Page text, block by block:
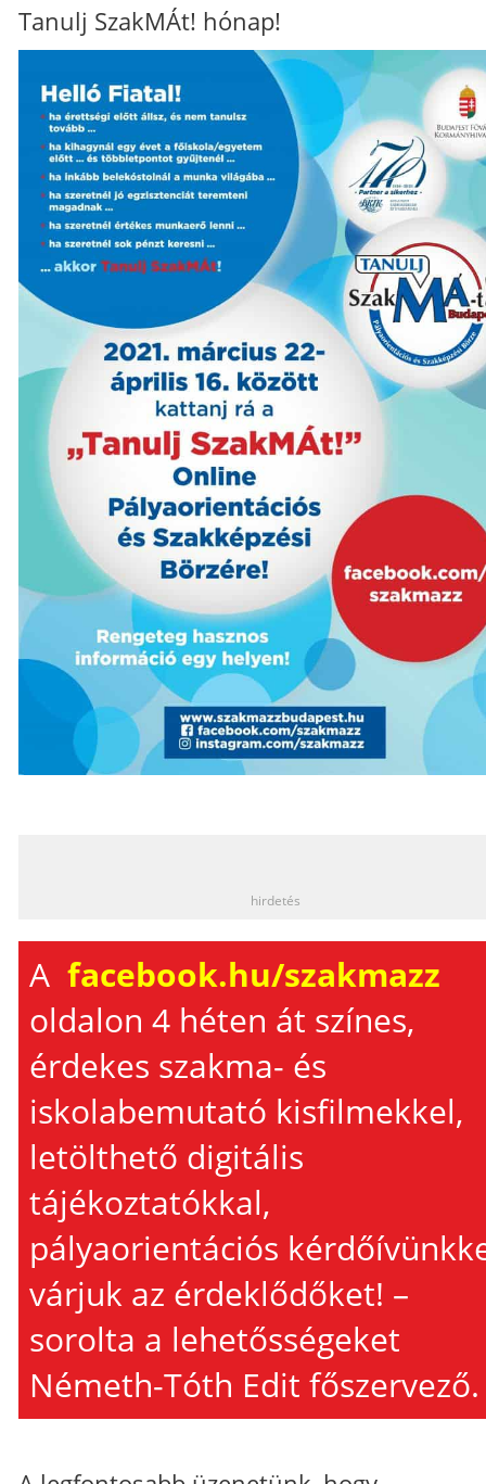
Tanulj SzakMÁt! hónap!
hirdetés
A facebook.hu/szakmazz
oldalon 4 héten át színes,
érdekes szakma- és
iskolabemutató kisfilmekkel,
letölthető digitális
tájékoztatókkal,
pályaorientációs
várjuk az érdeklődőket! –
sorolta a lehetősségeket
Németh-Tóth Edit főszervező.